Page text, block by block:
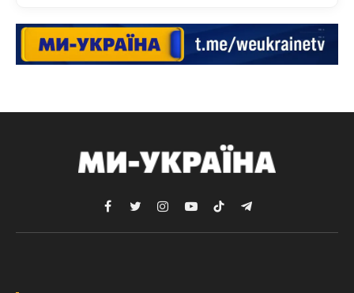
FacebookTwitterInstagramYouTubeTikTokTelegram